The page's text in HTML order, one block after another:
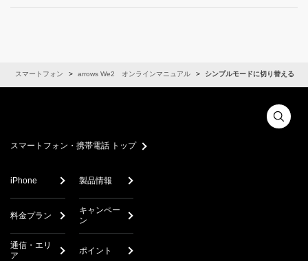
スマートフォン arrows We2 オンラインマニュアル シンプルモードに切り替える
スマートフォン・携帯電話 トップ
iPhone 製品情報
料金プラン
キャンペー
ン
通信・エリ
ア
ポイント